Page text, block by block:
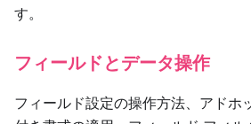
す。
フィールドとデータ操作
フィールド設定の操作方法、アドホ